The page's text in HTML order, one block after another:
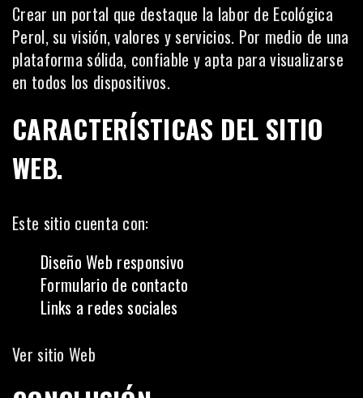
Crear un portal que destaque la labor de Ecológica
Perol, su visión, valores y servicios. Por medio de una
plataforma sólida, confiable y apta para visualizarse
en todos los dispositivos.
CARACTERÍSTICAS DEL SITIO
WEB.
Este sitio cuenta con:
Diseño Web responsivo
Formulario de contacto
Links a redes sociales
Ver sitio Web